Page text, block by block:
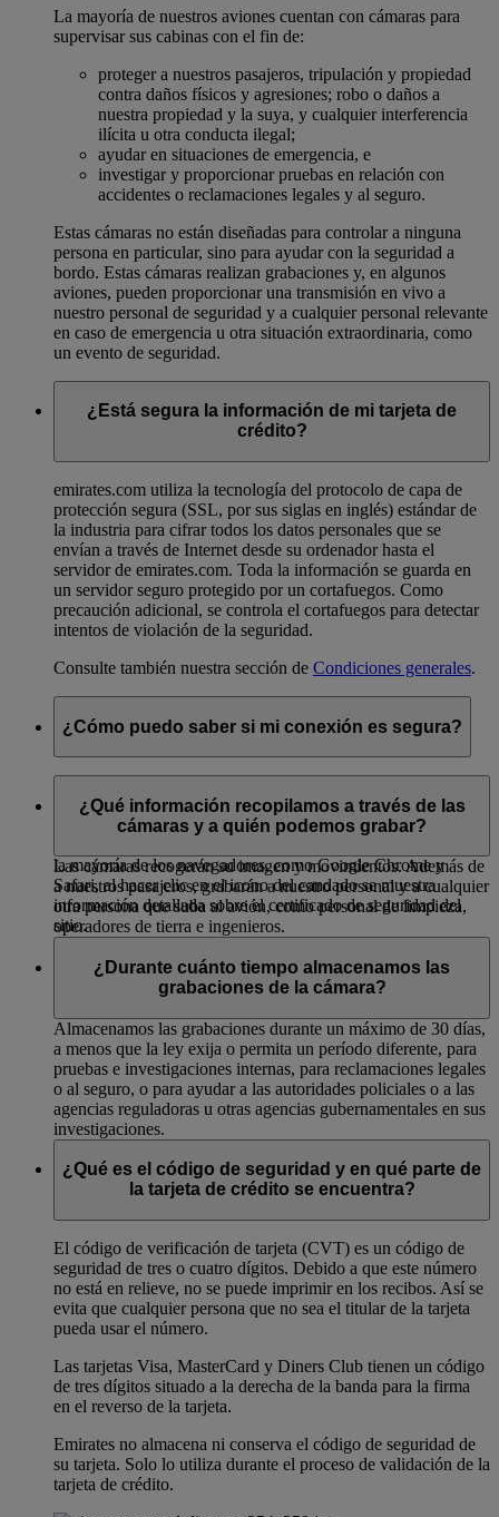
La mayoría de nuestros aviones cuentan con cámaras para
supervisar sus cabinas con el fin de:
proteger a nuestros pasajeros, tripulación y propiedad
contra daños físicos y agresiones; robo o daños a
nuestra propiedad y la suya, y cualquier interferencia
ilícita u otra conducta ilegal;
ayudar en situaciones de emergencia, e
investigar y proporcionar pruebas en relación con
accidentes o reclamaciones legales y al seguro.
Estas cámaras no están diseñadas para controlar a ninguna
persona en particular, sino para ayudar con la seguridad a
bordo. Estas cámaras realizan grabaciones y, en algunos
aviones, pueden proporcionar una transmisión en vivo a
nuestro personal de seguridad y a cualquier personal relevante
en caso de emergencia u otra situación extraordinaria, como
un evento de seguridad.
¿Está segura la información de mi tarjeta de
crédito?
emirates.com utiliza la tecnología del protocolo de capa de
protección segura (SSL, por sus siglas en inglés) estándar de
la industria para cifrar todos los datos personales que se
envían a través de Internet desde su ordenador hasta el
servidor de emirates.com. Toda la información se guarda en
un servidor seguro protegido por un cortafuegos. Como
precaución adicional, se controla el cortafuegos para detectar
intentos de violación de la seguridad.
Consulte también nuestra sección de Condiciones generales.
¿Cómo puedo saber si mi conexión es segura?
es seguro es un icono en forma de candado cerrado en la parte
superior del navegador. Mientras ese candado aparezca
la mayoría de los navegadores, como Google Chrome y
Safari, al hacer clic en el icono del candado se muestra
información detallada sobre el certificado de seguridad del
sitio.
¿Qué información recopilamos a través de las
cámaras y a quién podemos grabar?
Las cámaras recogerán su imagen y movimientos. Además de
a nuestros pasajeros, grabarán a nuestro personal y a cualquier
otra persona que suba al avión, como personal de limpieza,
operadores de tierra e ingenieros.
¿Durante cuánto tiempo almacenamos las
grabaciones de la cámara?
Almacenamos las grabaciones durante un máximo de 30 días,
a menos que la ley exija o permita un período diferente, para
pruebas e investigaciones internas, para reclamaciones legales
o al seguro, o para ayudar a las autoridades policiales o a las
agencias reguladoras u otras agencias gubernamentales en sus
investigaciones.
¿Qué es el código de seguridad y en qué parte de
la tarjeta de crédito se encuentra?
El código de verificación de tarjeta (CVT) es un código de
seguridad de tres o cuatro dígitos. Debido a que este número
no está en relieve, no se puede imprimir en los recibos. Así se
evita que cualquier persona que no sea el titular de la tarjeta
pueda usar el número.
Las tarjetas Visa, MasterCard y Diners Club tienen un código
de tres dígitos situado a la derecha de la banda para la firma
en el reverso de la tarjeta.
Emirates no almacena ni conserva el código de seguridad de
su tarjeta. Solo lo utiliza durante el proceso de validación de la
tarjeta de crédito.